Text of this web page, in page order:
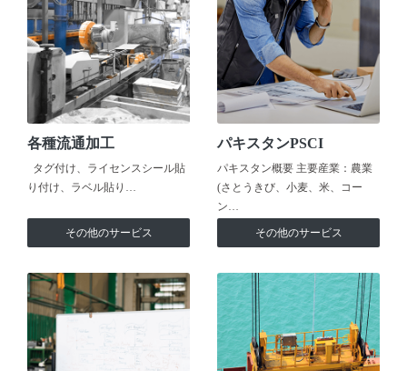
各種流通加工
タグ付け、ライセンスシール貼
り付け、ラベル貼り…
その他のサービス
パキスタンPSCI
パキスタン概要 主要産業：農業
(さとうきび、小麦、米、コー
ン…
その他のサービス